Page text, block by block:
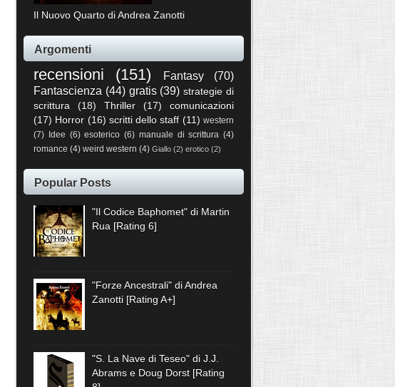
Il Nuovo Quarto di Andrea Zanotti
Argomenti
recensioni (151) Fantasy
(70)
Fantascienza (44) gratis (39) strategie di
scrittura
(18) Thriller (17)
comunicazioni
(17) Horror (16) scritti dello staff (11) western
(7)
Idee (6) esoterico (6) manuale di scrittura (4)
romance (4) weird western (4) Giallo (2) erotico (2)
Popular Posts
"Il Codice Baphomet" di Martin
Rua [Rating 6]
"Forze Ancestrali" di Andrea
Zanotti [Rating A+]
"S. La Nave di Teseo" di J.J.
Abrams e Doug Dorst [Rating